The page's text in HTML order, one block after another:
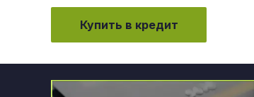
Купить в кредит